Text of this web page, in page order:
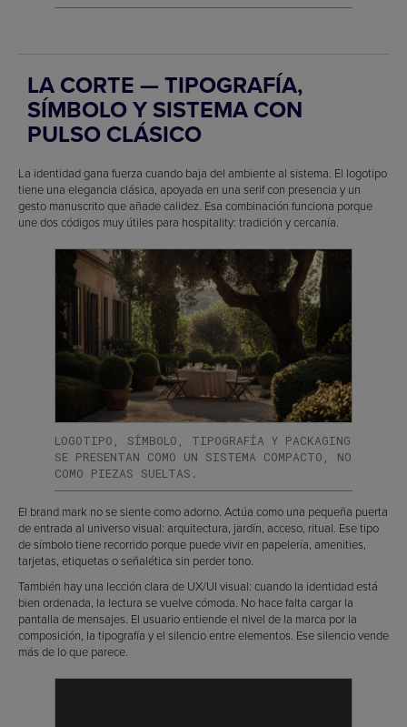
LA CORTE — TIPOGRAFÍA,
SÍMBOLO Y SISTEMA CON
PULSO CLÁSICO
La identidad gana fuerza cuando baja del ambiente al sistema. El logotipo
tiene una elegancia clásica, apoyada en una serif con presencia y un
gesto manuscrito que añade calidez. Esa combinación funciona porque
une dos códigos muy útiles para hospitality: tradición y cercanía.
LOGOTIPO, SÍMBOLO, TIPOGRAFÍA Y PACKAGING
SE PRESENTAN COMO UN SISTEMA COMPACTO, NO
COMO PIEZAS SUELTAS.
El brand mark no se siente como adorno. Actúa como una pequeña puerta
de entrada al universo visual: arquitectura, jardín, acceso, ritual. Ese tipo
de símbolo tiene recorrido porque puede vivir en papelería, amenities,
tarjetas, etiquetas o señalética sin perder tono.
También hay una lección clara de UX/UI visual: cuando la identidad está
bien ordenada, la lectura se vuelve cómoda. No hace falta cargar la
pantalla de mensajes. El usuario entiende el nivel de la marca por la
composición, la tipografía y el silencio entre elementos. Ese silencio vende
más de lo que parece.